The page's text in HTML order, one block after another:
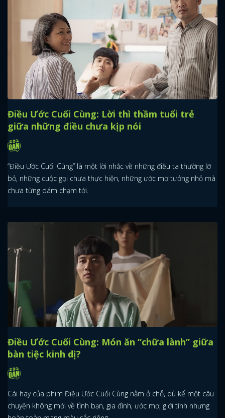
Điều Ước Cuối Cùng: Lời thì thầm tuổi trẻ
giữa những điều chưa kịp nói
“Điều Ước Cuối Cùng” là một lời nhắc về những điều ta thường lỡ
bỏ, những cuộc gọi chưa thực hiện, những ước mơ tưởng nhỏ mà
chưa từng dám chạm tới.
Điều Ước Cuối Cùng: Món ăn “chữa lành” giữa
bàn tiệc kinh dị?
Cái hay của phim Điều Ước Cuối Cùng nằm ở chỗ, dù kể một câu
chuyện không mới về tình bạn, gia đình, ước mơ, giới tính nhưng